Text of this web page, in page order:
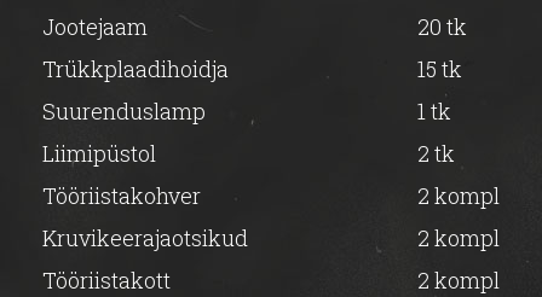
Jootejaam
20 tk
Trükkplaadihoidja
15 tk
Suurenduslamp
1 tk
Liimipüstol
2 tk
Tööriistakohver
2 kompl
Kruvikeerajaotsikud
2 kompl
Tööriistakott
2 kompl